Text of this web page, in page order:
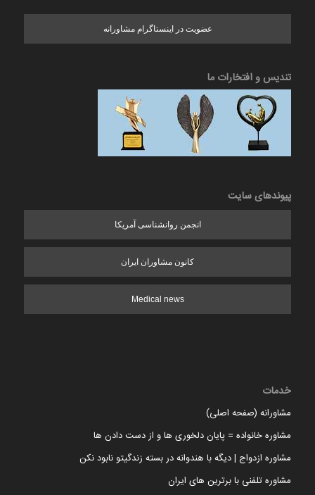
عضویت در اینستاگرام مشاورانه
تندیس و افتخارات ما
پیوندهای سایت
انجمن روانشناسی آمریکا
کانون مشاوران ایران
Medical news
خدمات
مشاورانه (صفحه اصلی)
مشاوره خانواده = پایان دلخوری ها و از دست دادن ها
مشاوره ازدواج | دیگه با هندوانه در بسته زندگیتو نابود نکن
مشاوره تلفنی با برترین های ایران